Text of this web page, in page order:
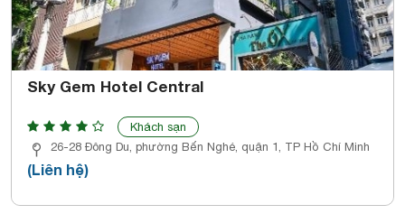
Sky Gem Hotel Central
Khách sạn
26-28 Đông Du, phường Bến Nghé, quận 1, TP Hồ Chí Minh
(Liên hệ)